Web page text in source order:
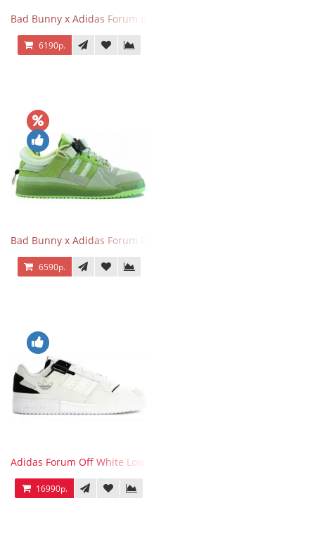
Bad Bunny x Adidas Forum Buckle Low Gray
6190р.
Bad Bunny x Adidas Forum Buckle Low Fluorescent Green
6590р.
Adidas Forum Off White Low White Black
16990р.